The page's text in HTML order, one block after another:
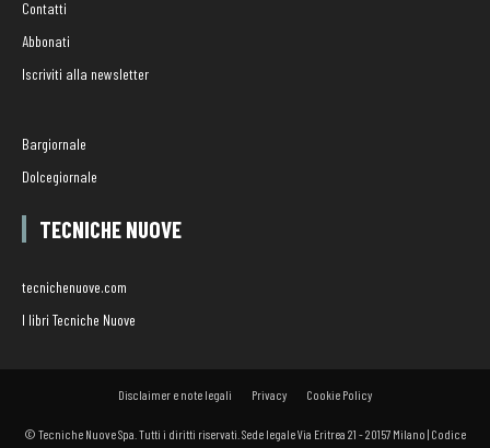
Contatti
Abbonati
Iscriviti alla newsletter
Bargiornale
Dolcegiornale
TECNICHE NUOVE
tecnichenuove.com
I libri Tecniche Nuove
Disclaimer e note legali Privacy Cookie Policy
© Tecniche Nuove Spa. Tutti i diritti riservati. Sede legale Via Eritrea 21 - 20157 Milano | Codice